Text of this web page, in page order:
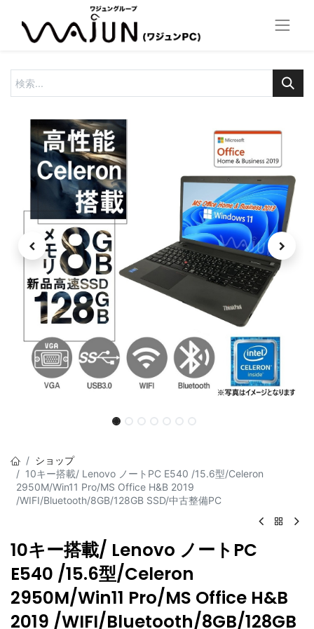
ショップ
10キー搭載/ Lenovo ノートPC E540 /15.6型/Celeron
2950M/Win11 Pro/MS Office H&B 2019
/WIFI/Bluetooth/8GB/128GB SSD/中古整備PC
10キー搭載/ Lenovo ノートPC
E540 /15.6型/Celeron
2950M/Win11 Pro/MS Office H&B
2019 /WIFI/Bluetooth/8GB/128GB